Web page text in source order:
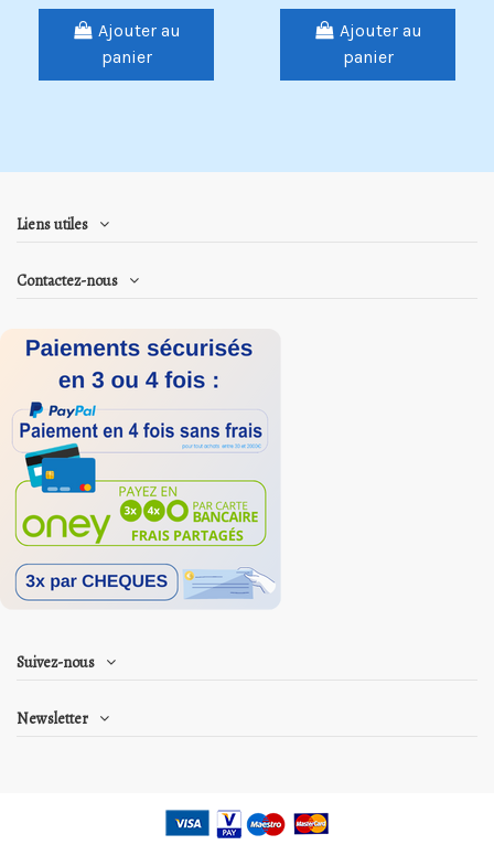
Ajouter au
panier
Ajouter au
panier
Liens utiles
Contactez-nous
Suivez-nous
Newsletter